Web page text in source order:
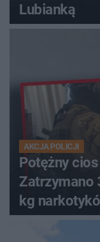
Lubianką
AKCJA POLICJI
Potężny
Zatrzymano 303 osoby i przejęto 72
kg